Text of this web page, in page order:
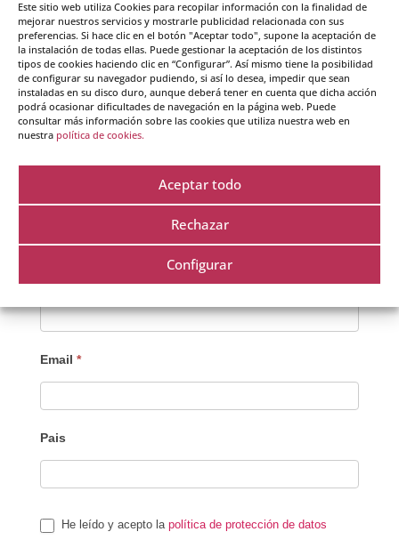
Este sitio web utiliza Cookies para recopilar información con la finalidad de
mejorar nuestros servicios y mostrarle publicidad relacionada con sus
preferencias. Si hace clic en el botón "Aceptar todo", supone la aceptación de
la instalación de todas ellas. Puede gestionar la aceptación de los distintos
tipos de cookies haciendo clic en “Configurar”. Así mismo tiene la posibilidad
de configurar su navegador pudiendo, si así lo desea, impedir que sean
instaladas en su disco duro, aunque deberá tener en cuenta que dicha acción
podrá ocasionar dificultades de navegación en la página web. Puede
consultar más información sobre las cookies que utiliza nuestra web en
nuestra política de cookies.
Aceptar todo
Rechazar
Configurar
*Los horarios corresponde a la hora de Madrid –
España. Puedes comprobar tu diferencia horaria con
Madrid enaquí.
Apúntante simplemente rellenando este
formulario
zzz-
CrearteWebinarYoMeQuedoEnCasa
Nombre*
Apellidos*
Email *
Pais
He leído y acepto la política de protección de datos